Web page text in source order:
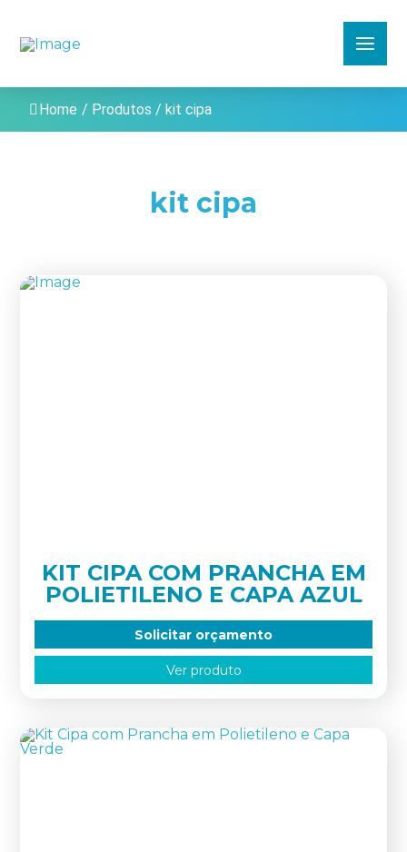
Home / Produtos / kit cipa
kit cipa
KIT CIPA COM PRANCHA EM
POLIETILENO E CAPA AZUL
Solicitar orçamento
Ver produto